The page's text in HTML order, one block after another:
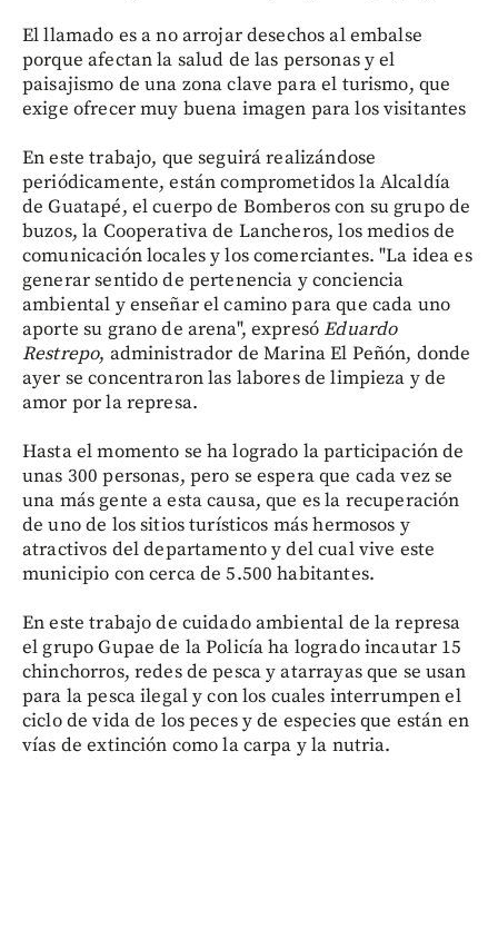
El llamado es a no arrojar desechos al embalse
porque afectan la salud de las personas y el
paisajismo de una zona clave para el turismo, que
exige ofrecer muy buena imagen para los visitantes
En este trabajo, que seguirá realizándose
periódicamente, están comprometidos la Alcaldía
de Guatapé, el cuerpo de Bomberos con su grupo de
buzos, la Cooperativa de Lancheros, los medios de
comunicación locales y los comerciantes. "La idea es
generar sentido de pertenencia y conciencia
ambiental y enseñar el camino para que cada uno
aporte su grano de arena", expresóEduardo
Restrepo, administrador de Marina El Peñón, donde
ayer se concentraron las labores de limpieza y de
amor por la represa.
Hasta el momento se ha logrado la participación de
unas 300 personas, pero se espera que cada vez se
una más gente a esta causa, que es la recuperación
de uno de los sitios turísticos más hermosos y
atractivos del departamento y del cual vive este
municipio con cerca de 5.500 habitantes.
En este trabajo de cuidado ambiental de la represa
el grupo Gupae de la Policía ha logrado incautar 15
chinchorros, redes de pesca y atarrayas que se usan
para la pesca ilegal y con los cuales interrumpen el
ciclo de vida de los peces y de especies que están en
vías de extinción como la carpa y la nutria.